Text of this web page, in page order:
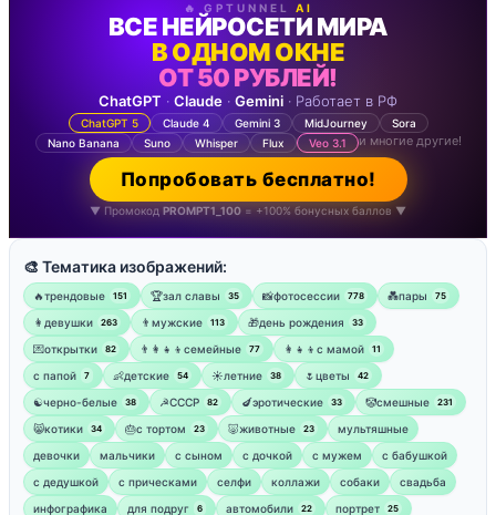
🔥 GPTUNNEL AI
ВСЕ НЕЙРОСЕТИ МИРА
В ОДНОМ ОКНЕ
ОТ 50 РУБЛЕЙ!
ChatGPT · Claude · Gemini · Работает в РФ
ChatGPT 5 Claude 4 Gemini 3 MidJourney
Sora
Nano Banana
Suno Whisper Flux Veo 3.1 и многие другие!
Попробовать бесплатно!
▼ Промокод PROMPT1_100 = +100% бонусных баллов ▼
🎨 Тематика изображений:
🔥трендовые 151 🏆зал славы 35 📸фотосессии 778 💑пары 75
👩девушки 263 👨мужские 113 🎁день рождения 33
💌открытки 82 👨‍👩‍👧‍👦семейные 77 👩‍👧‍👦с мамой 11
‍с папой 7 👶детские 54 ☀️летние 38 🌷цветы 42
☯︎черно-белые 38 ☭СССР 82 🍆эротические 33 🤡смешные 231
😸котики 34 🎂с тортом 23 🐷животные 23
мультяшные
девочки
мальчики с сыном с дочкой с мужем
с бабушкой
с дедушкой
с прическами селфи коллажи собаки
свадьба
инфографика
для подруг 6 автомобили 22 портрет 25